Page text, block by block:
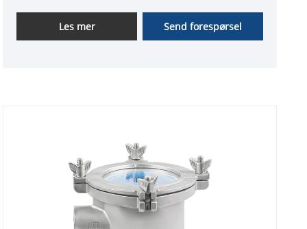
Les mer Send forespørsel